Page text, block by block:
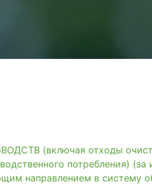
(включая отходы
потребления)
направлением в систему